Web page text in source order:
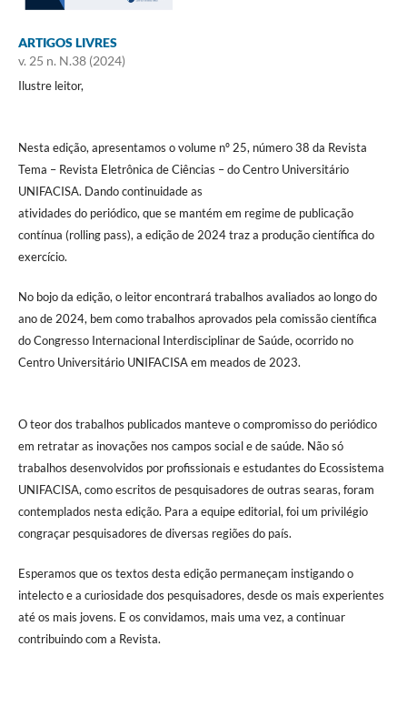
ARTIGOS LIVRES
v. 25 n. N.38 (2024)
Ilustre leitor,
Nesta edição, apresentamos o volume nº 25, número 38 da Revista
Tema – Revista Eletrônica de Ciências – do Centro Universitário
UNIFACISA. Dando continuidade as
atividades do periódico, que se mantém em regime de publicação
contínua (rolling pass), a edição de 2024 traz a produção científica do
exercício.
No bojo da edição, o leitor encontrará trabalhos avaliados ao longo do
ano de 2024, bem como trabalhos aprovados pela comissão científica
do Congresso Internacional Interdisciplinar de Saúde, ocorrido no
Centro Universitário UNIFACISA em meados de 2023.
O teor dos trabalhos publicados manteve o compromisso do periódico
em retratar as inovações nos campos social e de saúde. Não só
trabalhos desenvolvidos por profissionais e estudantes do Ecossistema
UNIFACISA, como escritos de pesquisadores de outras searas, foram
contemplados nesta edição. Para a equipe editorial, foi um privilégio
congraçar pesquisadores de diversas regiões do país.
Esperamos que os textos desta edição permaneçam instigando o
intelecto e a curiosidade dos pesquisadores, desde os mais experientes
até os mais jovens. E os convidamos, mais uma vez, a continuar
contribuindo com a Revista.